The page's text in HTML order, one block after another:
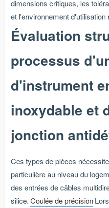
dimensions critiques, les
et l'environnement d'utilisation
Évaluation
processus
d'instrument
inoxydable et
jonction
Ces types de pièces
particulière au niveau du
des entrées de câbles
silice.Coulée de précision